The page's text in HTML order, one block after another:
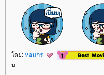
ดย: หอมกร
น.